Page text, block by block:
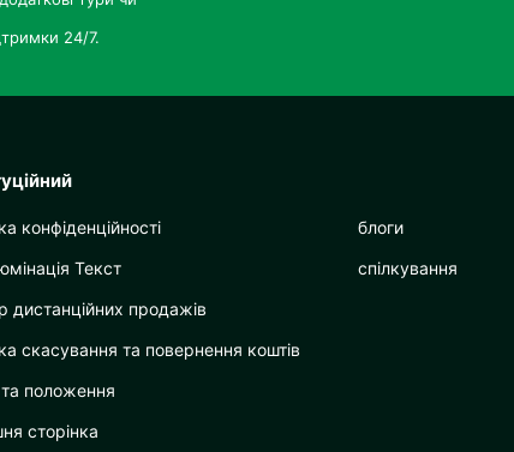
24/7.
конфіденційності
Текст
дистанційних продажів
скасування та повернення коштів
положення
сторінка
блоги
спілкування